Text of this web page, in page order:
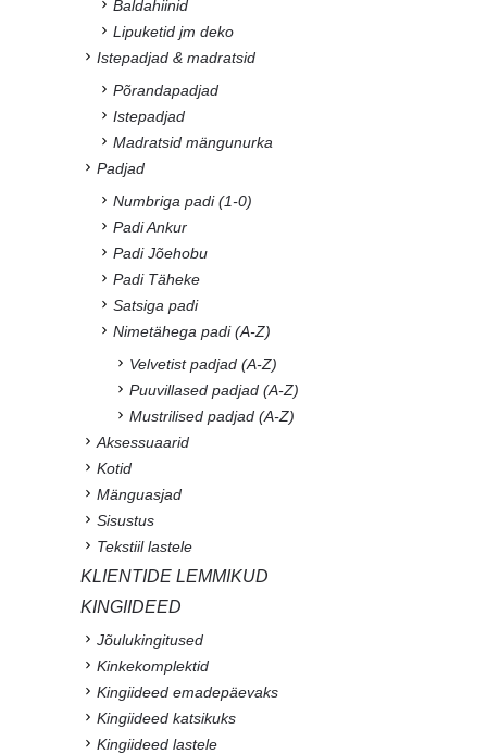
Baldahiinid
Lipuketid jm deko
Istepadjad & madratsid
Põrandapadjad
Istepadjad
Madratsid mängunurka
Padjad
Numbriga padi (1-0)
Padi Ankur
Padi Jõehobu
Padi Täheke
Satsiga padi
Nimetähega padi (A-Z)
Velvetist padjad (A-Z)
Puuvillased padjad (A-Z)
Mustrilised padjad (A-Z)
Aksessuaarid
Kotid
Mänguasjad
Sisustus
Tekstiil lastele
KLIENTIDE LEMMIKUD
KINGIIDEED
Jõulukingitused
Kinkekomplektid
Kingiideed emadepäevaks
Kingiideed katsikuks
Kingiideed lastele